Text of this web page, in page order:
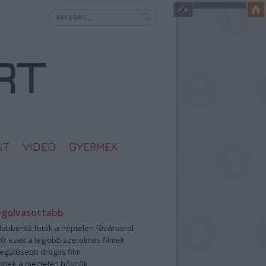
VIDEÓ GYERMEK
fotók a néptelen fővárosról
ezek a legjobb szerelmes filmek
drogos film
a meztelen hősnők